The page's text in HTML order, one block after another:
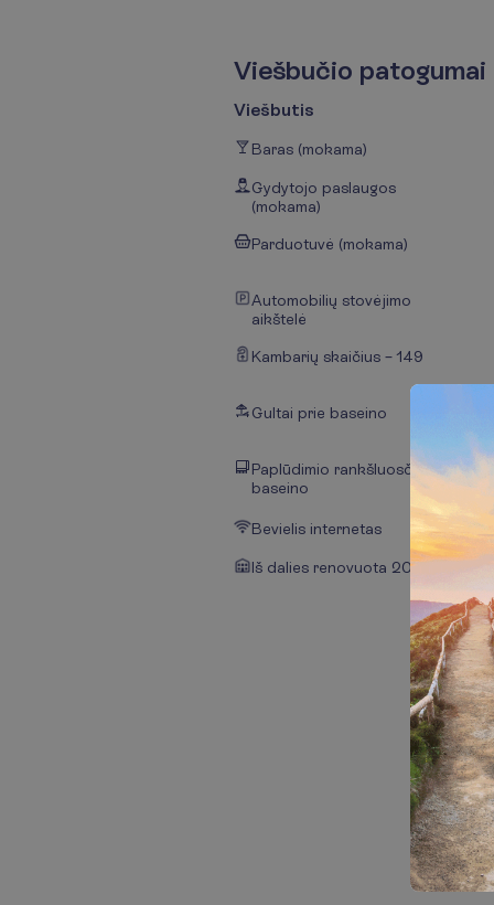
Viešbučio patogumai
Viešbutis
Baras (mokama)
Gydytojo paslaugos
(mokama)
Parduotuvė (mokama)
Automobilių stovėjimo
aikštelė
Kambarių skaičius – 149
Gultai prie baseino
Paplūdimio rankšluosčiai prie
baseino
Bevielis internetas
Iš dalies renovuota 2024 m.